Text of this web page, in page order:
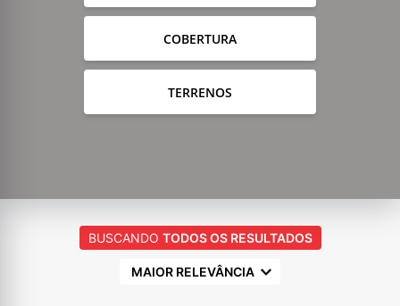
COBERTURA
TERRENOS
BUSCANDO TODOS OS RESULTADOS
MAIOR RELEVÂNCIA